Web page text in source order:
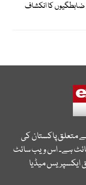
کا انکشاف
متعلق پاکستان کی
ہے۔ اس ویب سائٹ
ایکسپریس میڈیا